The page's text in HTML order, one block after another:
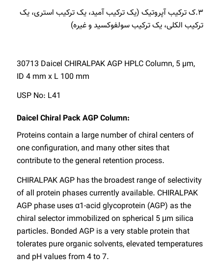
۳.ک ترکیب آپروتیک (یک ترکیب آمید، یک ترکیب استری، یک
ترکیب الکلی، یک ترکیب سولفوکسید و غیره)
30713 Daicel CHIRALPAK AGP HPLC Column, 5 µm,
ID 4 mm x L 100 mm
USP No: L41
Daicel Chiral Pack AGP Column:
Proteins contain a large number of chiral centers of
one configuration, and many other sites that
contribute to the general retention process.
CHIRALPAK AGP has the broadest range of selectivity
of all protein phases currently available. CHIRALPAK
AGP phase uses α1-acid glycoprotein (AGP) as the
chiral selector immobilized on spherical 5 μm silica
particles. Bonded AGP is a very stable protein that
tolerates pure organic solvents, elevated temperatures
and pH values from 4 to 7.